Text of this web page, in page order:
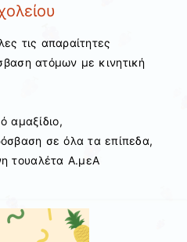
τις απαραίτητες
ατόμων με κινητική
αμαξίδιο,
σε όλα τα επίπεδα,
τουαλέτα Α.μεΑ